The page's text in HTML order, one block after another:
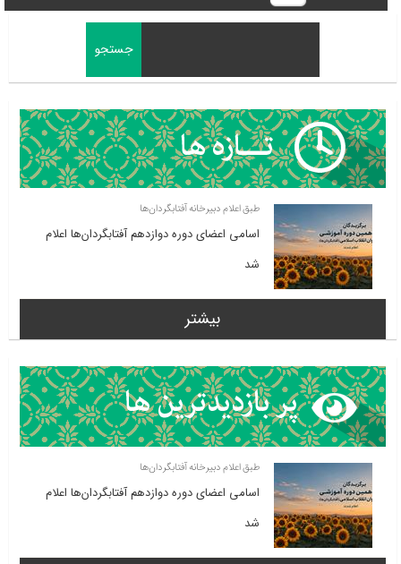
طبق اعلام دبیرخانه آفتابگردان‌ها
اسامی اعضای دوره دوازدهم آفتابگردان‌ها اعلام
شد
بیشتر
طبق اعلام دبیرخانه آفتابگردان‌ها
اسامی اعضای دوره دوازدهم آفتابگردان‌ها اعلام
شد